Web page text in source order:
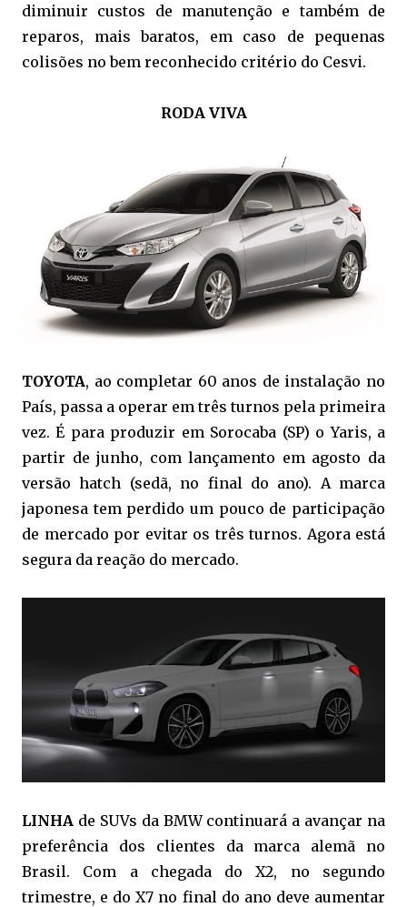
diminuir custos de manutenção e também de
reparos, mais baratos, em caso de pequenas
colisões no bem reconhecido critério do Cesvi.
RODA VIVA
TOYOTA, ao completar 60 anos de instalação no
País, passa a operar em três turnos pela primeira
vez. É para produzir em Sorocaba (SP) o Yaris, a
partir de junho, com lançamento em agosto da
versão hatch (sedã, no final do ano). A marca
japonesa tem perdido um pouco de participação
de mercado por evitar os três turnos. Agora está
segura da reação do mercado.
LINHA de SUVs da BMW continuará a avançar na
preferência dos clientes da marca alemã no
Brasil. Com a chegada do X2, no segundo
trimestre, e do X7 no final do ano deve aumentar